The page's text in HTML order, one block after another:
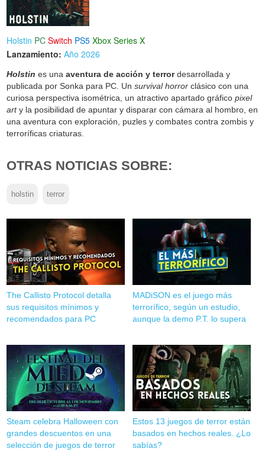
Holstin PC Switch PS5 Xbox Series X
Lanzamiento: Año 2026
Holstin es unaaventura de acción y terrordesarrollada y
publicada por Sonka para PC. Unsurvival horror clásico con una
curiosa perspectiva isométrica, un atractivo apartado gráficopixel
arty la posibilidad de apuntar y disparar con cámara al hombro, en
una aventura con exploración, puzles y combates contra zombis y
terroríficas criaturas.
OTRAS NOTICIAS SOBRE:
holstin terror
The Callisto Protocol detalla
sus requisitos mínimos y
recomendados para PC
MADiSON es el juego más
terrorífico, según un estudio,
aunque la demo P.T. lo supera
Steam celebra Halloween con
grandes descuentos en una
selección de juegos de terror
Estos 13 juegos de terror están
basados en hechos reales. ¿Lo
sabías?